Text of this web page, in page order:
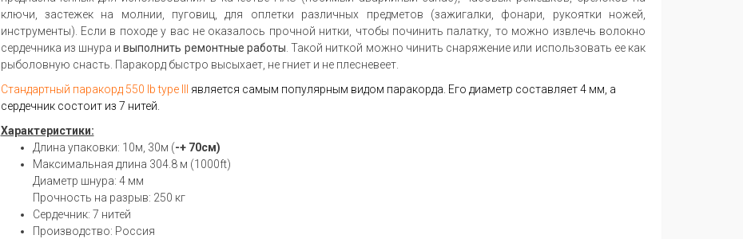
ключи, застежек на молнии, пуговиц, для оплетки различных предметов (зажигалки, фонари, рукоятки ножей,
инструменты). Если в походе у вас не оказалось прочной нитки, чтобы починить палатку, то можно извлечь волокно
сердечника из шнура ивыполнить ремонтные работы. Такой ниткой можно чинить снаряжение или использовать ее как
рыболовную снасть. Паракорд быстро высыхает, не гниет и не плесневеет.
Стандартный паракорд 550 lb type III
является самым популярным видом паракорда. Его диаметр составляет 4 мм, а
сердечник состоит из 7 нитей.
Характеристики:
Длина упаковки: 10м, 30м (-+ 70см)
Максимальная длина 304.8 м (1000ft)
Диаметр шнура: 4 мм
Прочность на разрыв: 250 кг
Сердечник: 7 нитей
Производство: Россия